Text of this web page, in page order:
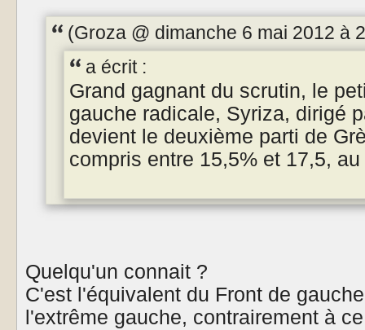
(Groza @ dimanche 6 mai 2012 à
a écrit :
Grand gagnant du scrutin, le
gauche radicale, Syriza, dirigé
devient le deuxième parti de
compris entre 15,5% et 17,5,
Quelqu'un connait ?
C'est l'équivalent du Front de
l'extrême gauche, contrairement à